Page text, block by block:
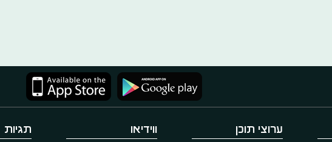
ערוצי תוכן ווידיאו תגיות